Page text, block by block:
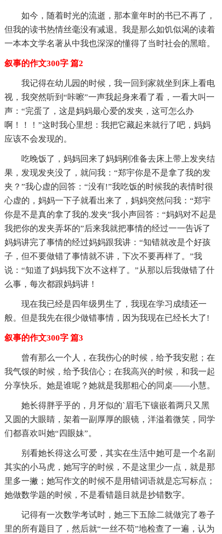
如今，随着时光的流逝，那本童年时的书已不再了，
但我的读书热情丝毫没有减退。我是那么如饥似渴的读着
一本本文学名著从中我也深深的懂得了当时社会的黑暗。
叙事的作文300字 篇2
我记得在幼儿园的时候，我一回到家就坐到床上看电
视，我突然听到“咔嚓”一声我起身来看了看，一看大叫一
声：“完蛋了，这是妈妈最心爱的发夹，这可怎么办
啊！！！”这时我心里想：我把它藏起来就行了吧，妈妈
应该不会发现的。
吃晚饭了，妈妈回来了妈妈刚准备去床上带上发夹结
果，发现发夹没了，就问我：“郑宇你是不是拿了我的发
夹？”我心虚的回答：“没有!”我吃饭的时候我的表情时很
心虚的，妈妈一下子就看出来了，妈妈突然问我：“郑宇
你是不是真的拿了我的.发夹”我小声回答：“妈妈对不起是
我把你的发夹弄坏的”后来我就把事情的经过一一告诉了
妈妈讲完了事情的经过妈妈跟我讲：“知错就改是个好孩
子，但不要做错了事情就不讲，下次不要再样了。”我
说：“知道了妈妈我下次不这样了。”从那以后我做错了什
么事，每次都跟妈妈讲！
现在我已经是四年级男生了，我现在学习成绩还一
般。但是我先在很少做错事情，因为我现在已经长大了!
叙事的作文300字 篇3
曾有那么一个人，在我伤心的时候，给予我安慰；在
我气馁的时候，给予我信心；在我高兴的时候，和我一起
分享快乐。她是谁呢？她就是我那粗心的同桌——小慧。
她长得胖乎乎的，月牙似的`眉毛下镶嵌着两只又黑
又圆的大眼睛，架着一副厚厚的眼镜，洋溢着微笑，同学
们都喜欢叫她“四眼妹”。
别看她长得这么可爱，其实在生活中她可是一个名副
其实的小马虎，她写字的时候，不是这里少一点，就是那
里多一撇；她写作文的时候不是用错词语就是忘写标点；
她做数学题的时候，不是看错题目就是抄错数字。
记得有一次数学考试时，她三下五除二就做完了卷子
里的所有题目了，然后就“一丝不苟”地检查了一遍，认为